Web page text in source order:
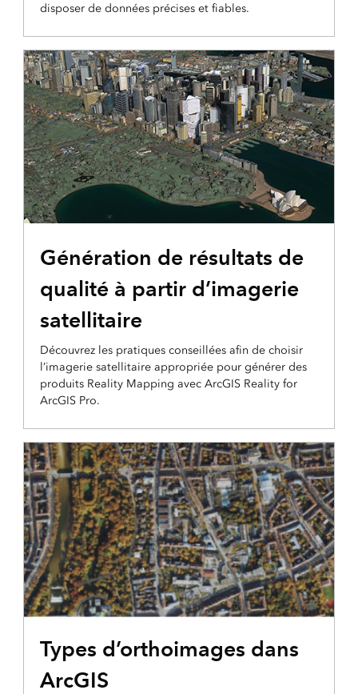
disposer de données précises et fiables.
Génération de résultats de
qualité à partir d’imagerie
satellitaire
Découvrez les pratiques conseillées afin de choisir
l’imagerie satellitaire appropriée pour générer des
produits Reality Mapping avec ArcGIS Reality for
ArcGIS Pro.
Types d’orthoimages dans
ArcGIS